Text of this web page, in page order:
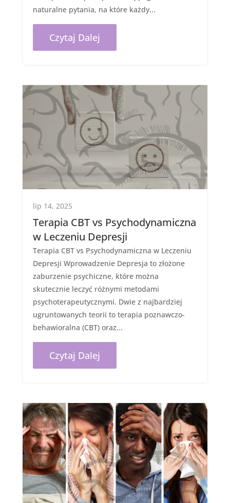
naturalne pytania, na które każdy...
Czytaj Dalej
Terapia CBT vs Psychodynamiczna
w Leczeniu Depresji
lip 14, 2025
Terapia CBT vs Psychodynamiczna w Leczeniu
Depresji Wprowadzenie Depresja to złożone
zaburzenie psychiczne, które można
skutecznie leczyć różnymi metodami
psychoterapeutycznymi. Dwie z najbardziej
ugruntowanych teorii to terapia poznawczo-
behawioralna (CBT) oraz...
Czytaj Dalej